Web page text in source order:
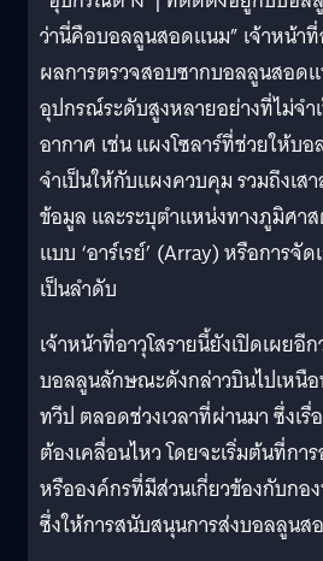
ว่านี่คือบอลลูนสอดแนม” เจ้าหน้า
ผลการตรวจสอบซากบอลลูนสอด
อุปกรณ์ระดับสูงหลายอย่างที่ไม่จำ
อากาศ เช่น แผงโซลาร์ที่ช่วยให้บ
จำเป็นให้กับแผงควบคุม รวมถึงเ
ข้อมูล และระบุตำแหน่งทางภูมิศา
แบบ ‘อาร์เรย์’ (Array) หรือการจั
เป็นลำดับ
เจ้าหน้าที่อาวุโสรายนี้ยังเปิดเผยอี
บอลลูนลักษณะดังกล่าวบินไปเหนือ
ทวีป ตลอดช่วงเวลาที่ผ่านมา ซึ่งเ
ต้องเคลื่อนไหว โดยจะเริ่มต้นที่ก
หรือองค์กรที่มีส่วนเกี่ยวข้องกับก
ซึ่งให้การสนับสนุนการส่งบอลลูน